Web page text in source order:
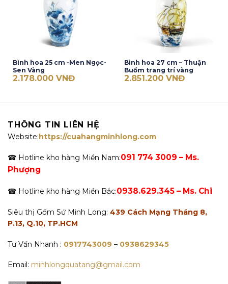
Bình hoa 25 cm -Men Ngọc-
Sen Vàng
2.178.000 VNĐ
Bình hoa 27 cm – Thuận
Buồm trang trí vàng
2.851.200 VNĐ
THÔNG TIN LIÊN HỆ
Website:https://cuahangminhlong.com
☎ Hotline kho hàng Miền Nam:091 774 3009 – Ms.
Phượng
☎ Hotline kho hàng Miền Bắc:0938.629.345 – Ms. Chi
Siêu thị Gốm Sứ Minh Long: 439 Cách Mạng Tháng 8,
P.13, Q.10, TP.HCM
Tư Vấn Nhanh : 0917743009 – 0938629345
Email: minhlongquatang@gmail.com